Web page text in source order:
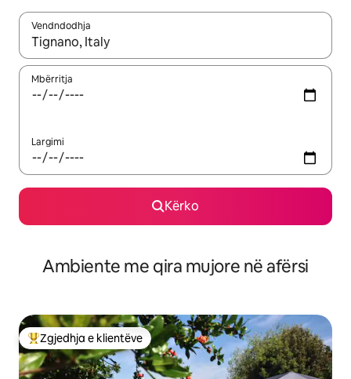
Vendndodhja
Kur rezultatet të jenë të disponueshme, lëviz me butonat e
Mbërritja
Largimi
Kërko
Ambiente me qira mujore në afërsi
Më të mirat e zgjedhjeve të klientëve
Zgjedhja e klientëve